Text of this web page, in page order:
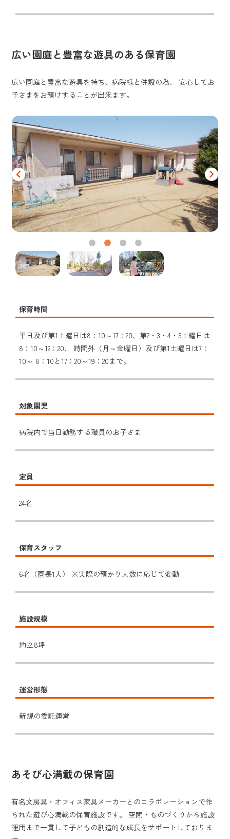
広い園庭と豊富な遊具のある保育園
広い園庭と豊富な遊具を持ち、病院様と併設の為、 安心してお
子さまをお預けすることが出来ます。
保育時間
平日及び第1土曜日は8：10～17：20、第2・3・4・5土曜日は
8：10～12：20、 時間外（月～金曜日）及び第1土曜日は7：
10～ 8：10と17：20～19：20まで。
対象園児
病院内で当日勤務する職員のお子さま
定員
24名
保育スタッフ
6名（園長1人） ※実際の預かり人数に応じて変動
施設規模
約52.8坪
運営形態
新規の委託運営
あそび心満載の保育園
有名文房具・オフィス家具メーカーとのコラボレーションで作
られた遊び心満載の保育施設です。 空間・ものづくりから施設
運用まで一貫して子どもの創造的な成長をサポートしておりま